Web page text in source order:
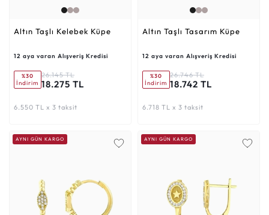
Altın Taşlı Kelebek Küpe
12 aya varan Alışveriş Kredisi
%30
İndirim
26.145 TL
18.275 TL
6.550 TL x 3 taksit
Altın Taşlı Tasarım Küpe
12 aya varan Alışveriş Kredisi
%30
İndirim
26.746 TL
18.742 TL
6.718 TL x 3 taksit
AYNI GÜN KARGO AYNI GÜN KARGO